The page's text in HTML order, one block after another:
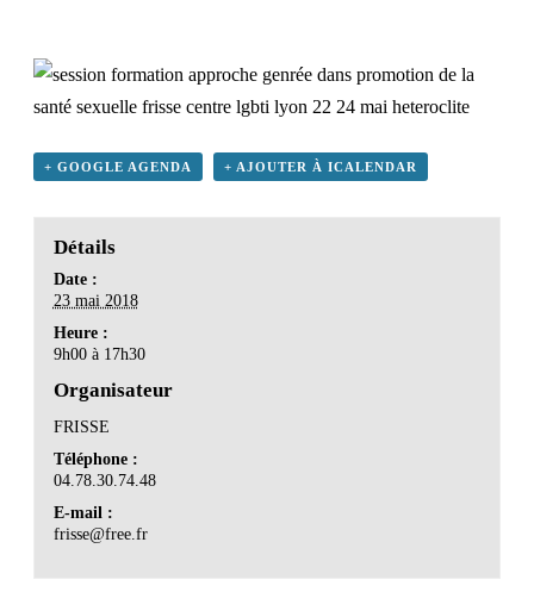
+ GOOGLE AGENDA + AJOUTER À ICALENDAR
Détails
Date :
23 mai 2018
Heure :
9h00 à 17h30
Organisateur
FRISSE
Téléphone :
04.78.30.74.48
E-mail :
frisse@free.fr